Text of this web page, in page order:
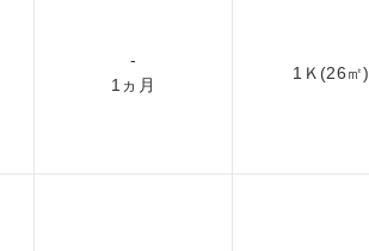
-
1ヵ月
1Ｋ(26㎡)